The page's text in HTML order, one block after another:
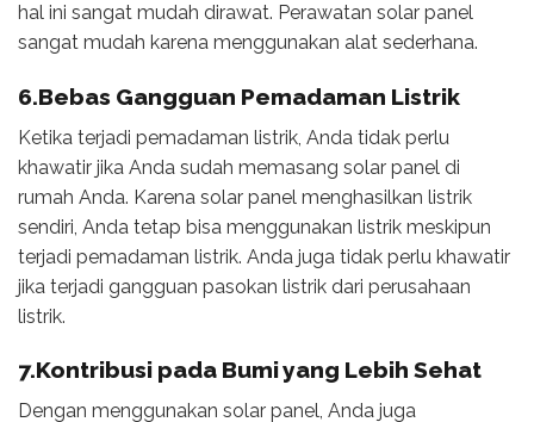
hal ini sangat mudah dirawat. Perawatan solar panel
sangat mudah karena menggunakan alat sederhana.
6.Bebas Gangguan Pemadaman Listrik
Ketika terjadi pemadaman listrik, Anda tidak perlu
khawatir jika Anda sudah memasang solar panel di
rumah Anda. Karena solar panel menghasilkan listrik
sendiri, Anda tetap bisa menggunakan listrik meskipun
terjadi pemadaman listrik. Anda juga tidak perlu khawatir
jika terjadi gangguan pasokan listrik dari perusahaan
listrik.
7.Kontribusi pada Bumi yang Lebih Sehat
Dengan menggunakan solar panel, Anda juga